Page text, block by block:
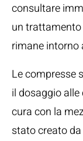
consultare
un trattamento
rimane intorno
Le compresse
il dosaggio
cura con la
stato creato